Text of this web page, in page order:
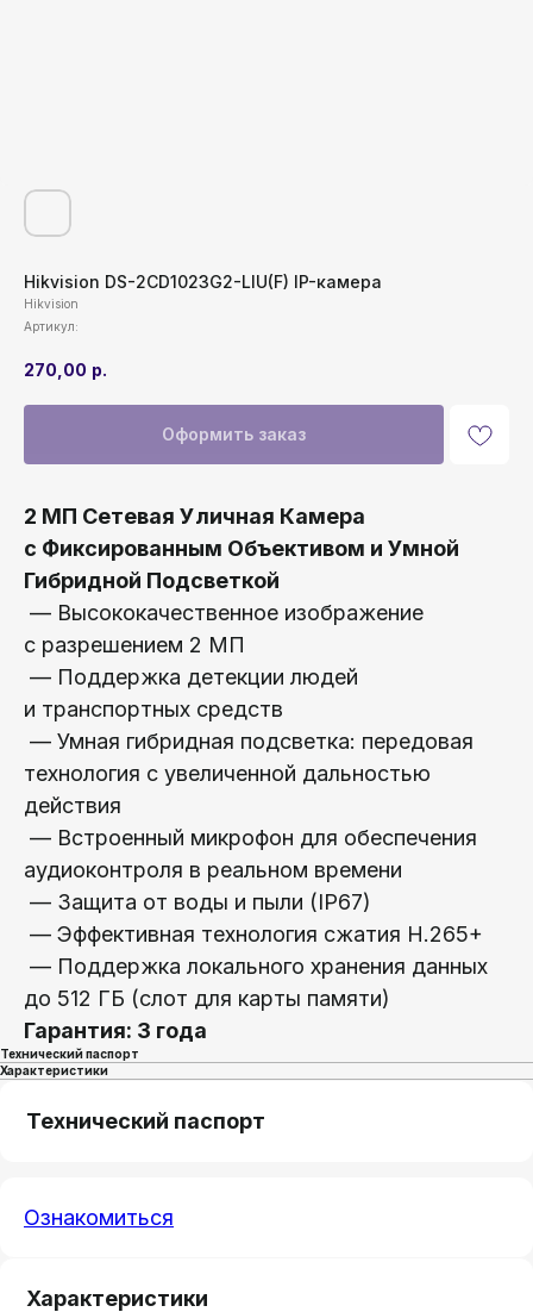
Hikvision DS-2CD1023G2-LIU(F) IP-камера
Hikvision
Артикул:
270,00 р.
Оформить заказ
2 МП Сетевая Уличная Камера
с Фиксированным Объективом и Умной
Гибридной Подсветкой
— Высококачественное изображение
с разрешением 2 МП
— Поддержка детекции людей
и транспортных средств
— Умная гибридная подсветка: передовая
технология с увеличенной дальностью
действия
— Встроенный микрофон для обеспечения
аудиоконтроля в реальном времени
— Защита от воды и пыли (IP67)
— Эффективная технология сжатия H.265+
— Поддержка локального хранения данных
до 512 ГБ (слот для карты памяти)
Гарантия: 3 года
Технический паспорт
Характеристики
Технический паспорт
Ознакомиться
Характеристики